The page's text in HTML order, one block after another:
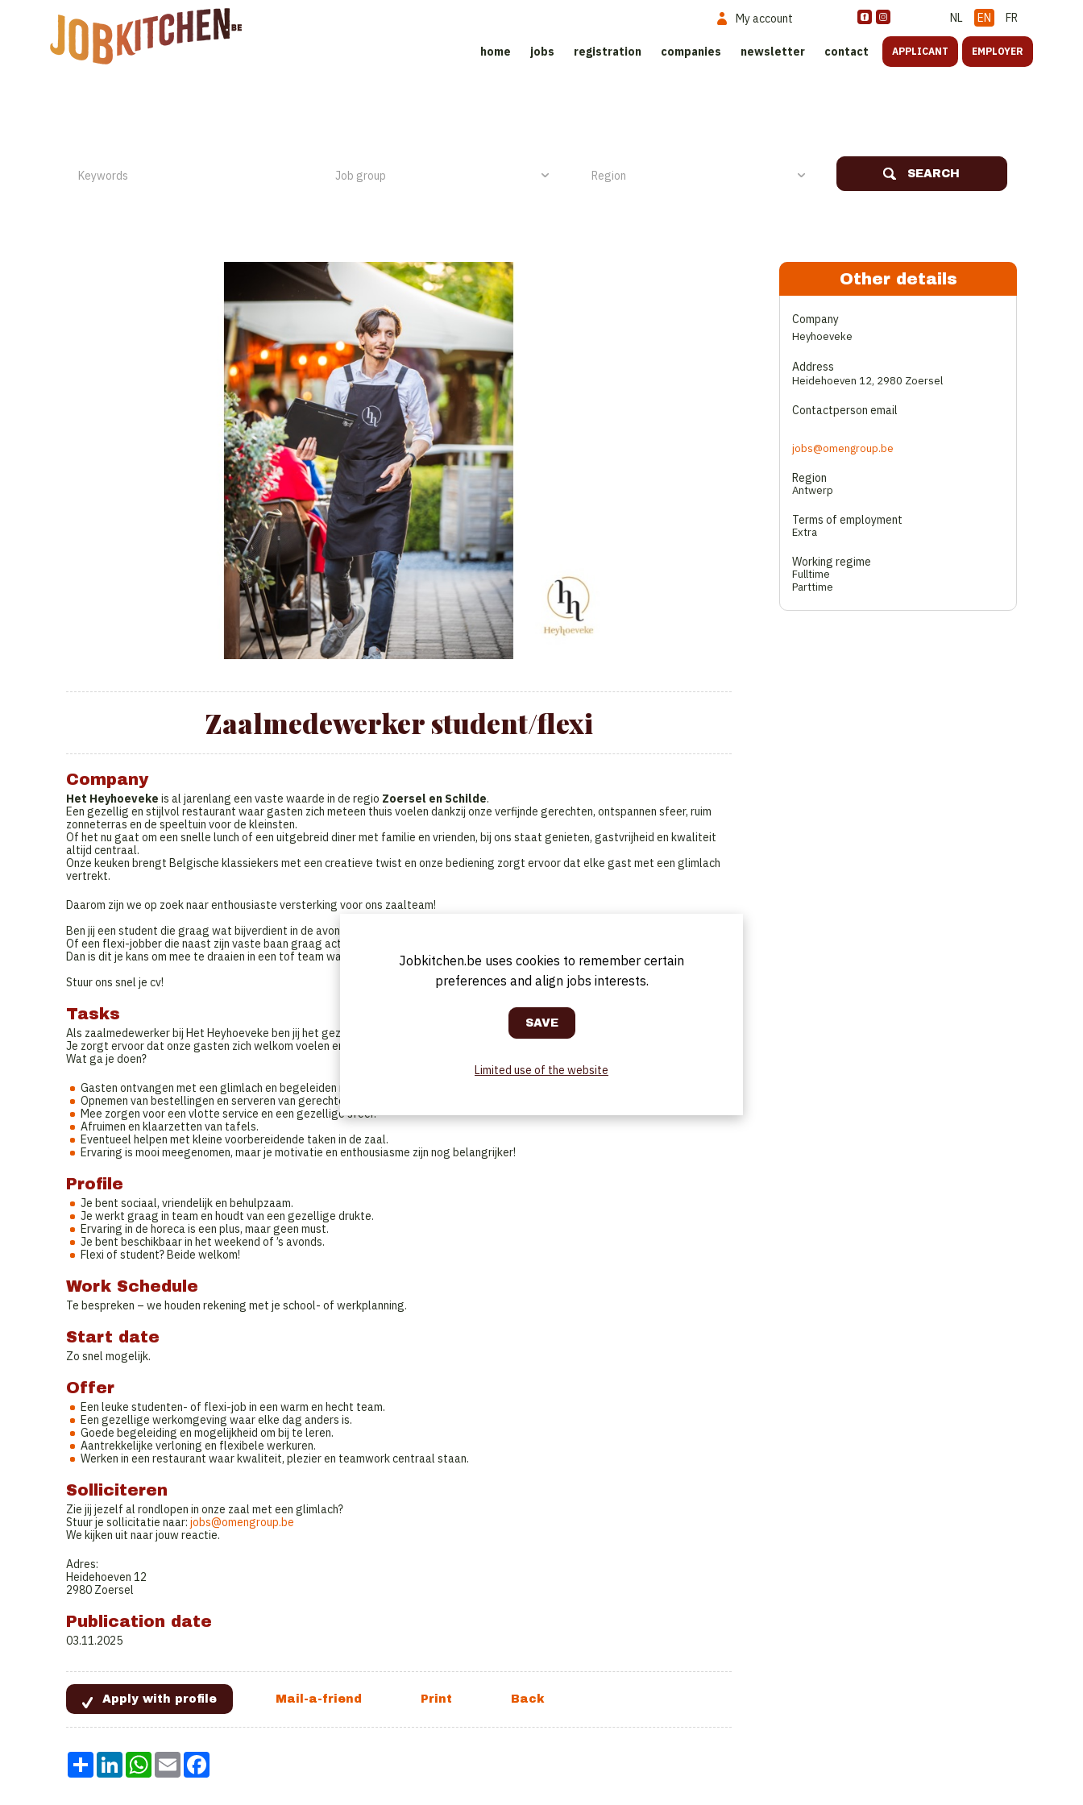
NL EN FR
My account
home jobs registration companies newsletter contact APPLICANT EMPLOYER
SEARCH
Zaalmedewerker student/flexi
Company
Het Heyhoeveke is al jarenlang een vaste waarde in de regio Zoersel en Schilde.
Een gezellig en stijlvol restaurant waar gasten zich meteen thuis voelen dankzij onze verfijnde gerechten, ontspannen sfeer, ruim
zonneterras en de speeltuin voor de kleinsten.
Of het nu gaat om een snelle lunch of een uitgebreid diner met familie en vrienden, bij ons staat genieten, gastvrijheid en kwaliteit
altijd centraal.
Onze keuken brengt Belgische klassiekers met een creatieve twist en onze bediening zorgt ervoor dat elke gast met een glimlach
vertrekt.
Daarom zijn we op zoek naar enthousiaste versterking voor ons zaalteam!
Ben jij een student die graag wat bijverdient in de avonden of weekends?
Of een flexi-jobber die naast zijn vaste baan graag actief blijft in de horeca?
Dan is dit je kans om mee te draaien in een tof team waar sfeer en service hand in hand gaan!
Stuur ons snel je cv!
Tasks
Als zaalmedewerker bij Het Heyhoeveke ben jij het gezicht van onze gastvrijheid.
Je zorgt ervoor dat onze gasten zich welkom voelen en geniet van het contact met mensen.
Wat ga je doen?
Gasten ontvangen met een glimlach en begeleiden naar hun tafel.
Opnemen van bestellingen en serveren van gerechten en dranken.
Mee zorgen voor een vlotte service en een gezellige sfeer.
Afruimen en klaarzetten van tafels.
Eventueel helpen met kleine voorbereidende taken in de zaal.
Ervaring is mooi meegenomen, maar je motivatie en enthousiasme zijn nog belangrijker!
Profile
Je bent sociaal, vriendelijk en behulpzaam.
Je werkt graag in team en houdt van een gezellige drukte.
Ervaring in de horeca is een plus, maar geen must.
Je bent beschikbaar in het weekend of ’s avonds.
Flexi of student? Beide welkom!
Work Schedule
Te bespreken – we houden rekening met je school- of werkplanning.
Start date
Zo snel mogelijk.
Offer
Een leuke studenten- of flexi-job in een warm en hecht team.
Een gezellige werkomgeving waar elke dag anders is.
Goede begeleiding en mogelijkheid om bij te leren.
Aantrekkelijke verloning en flexibele werkuren.
Werken in een restaurant waar kwaliteit, plezier en teamwork centraal staan.
Solliciteren
Zie jij jezelf al rondlopen in onze zaal met een glimlach?
Stuur je sollicitatie naar: jobs@omengroup.be
We kijken uit naar jouw reactie.
Adres:
Heidehoeven 12
2980 Zoersel
Publication date
03.11.2025
Share LinkedInWhatsApp
Email
Other details
Company
Heyhoeveke
Address
Heidehoeven 12, 2980 Zoersel
Contactperson email
jobs@omengroup.be
Region
Antwerp
Terms of employment
Extra
Working regime
Fulltime
Parttime
Jobkitchen.be uses cookies to remember certain
preferences and align jobs interests.
Limited use of the website